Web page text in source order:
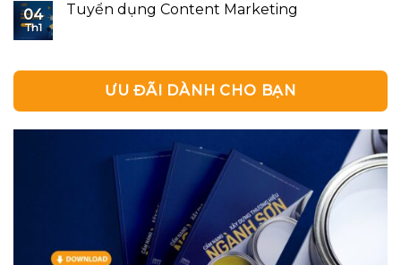
04
Th1
Tuyển dụng Content Marketing
ƯU ĐÃI DÀNH CHO BẠN